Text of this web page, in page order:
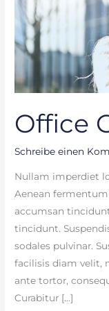
Office
Schreibe einen
Nullam imperdiet
Aenean
accumsan
tincidunt.
sodales pulvinar.
facilisis diam velit,
ante tortor,
Curabitur […]